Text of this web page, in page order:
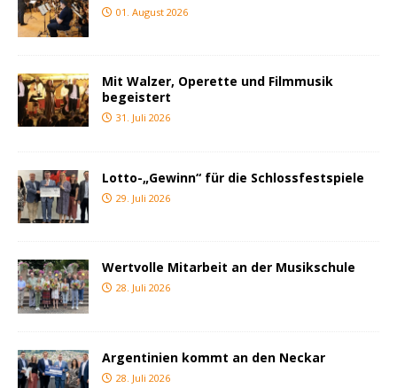
01. August 2026
Mit Walzer, Operette und Filmmusik
begeistert
31. Juli 2026
Lotto-„Gewinn“ für die Schlossfestspiele
29. Juli 2026
Wertvolle Mitarbeit an der Musikschule
28. Juli 2026
Argentinien kommt an den Neckar
28. Juli 2026